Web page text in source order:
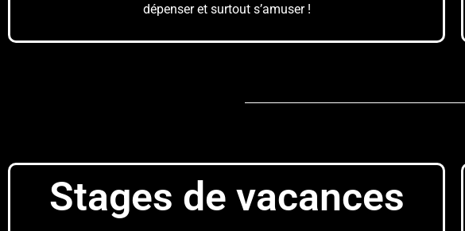
dépenser et surtout s’amuser !
Stages de vacances